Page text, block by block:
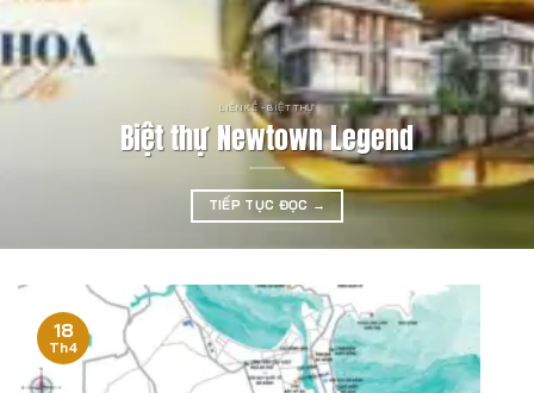
LIỀN KỀ - BIỆT THỰ
Biệt thự Newtown Legend
TIẾP TỤC ĐỌC →
18
Th4